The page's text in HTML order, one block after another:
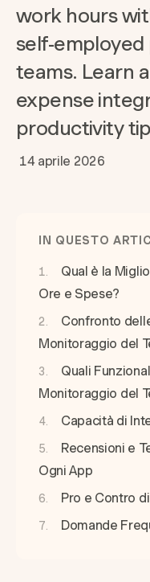
work hours
self-employed
teams. Learn
expense
productivity
14 aprile 2026
IN QUESTO
Qual è la
Ore e Spese?
Confronto
Monitoraggio del
Quali
Monitoraggio del
Capacità di
Recensioni e
Ogni App
Pro e Contro
Domande